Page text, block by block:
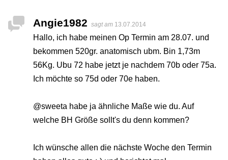
Angie1982 sagt am 13.07.2014
Hallo, ich habe meinen Op Termin am 28.07. und
bekommen 520gr. anatomisch ubm. Bin 1,73m
56Kg. Ubu 72 habe jetzt je nachdem 70b oder 75a.
Ich möchte so 75d oder 70e haben.
@sweeta habe ja ähnliche Maße wie du. Auf
welche BH Größe sollt's du denn kommen?
Ich wünsche allen die nächste Woche den Termin